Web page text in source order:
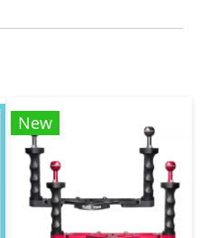
New